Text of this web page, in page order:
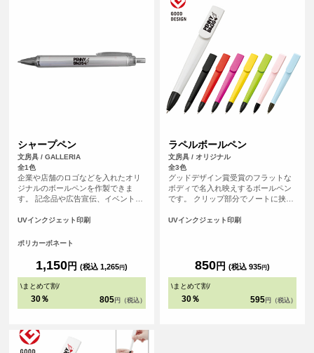
シャープペン
文房具 / GALLERIA
全1色
企業や店舗のロゴなどを入れたオリ
ジナルのボールペンを作製できま
す。 記念品や広告宣伝、イベントな
UVインクジェット印刷
ポリカーボネート
1,150円 (税込 1,265円)
\まとめて割/
30％ 805 円（税込）
ラペルボールペン
文房具 / オリジナル
全3色
グッドデザイン賞受賞のフラットな
ボディで名入れ映えするボールペン
です。 クリップ部分でノートに挟め
使える優れものです。 用途で使い分
るなど展開色が多いからこそ出来る
アレンジが魅力の一つです。
UVインクジェット印刷
850円 (税込 935円)
\まとめて割/
30％ 595 円（税込）